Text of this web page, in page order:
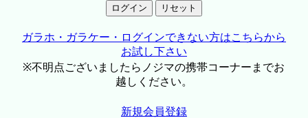
ガラホ・ガラケー・ログインできない方はこちらから
お試し下さい
※不明点ございましたらノジマの携帯コーナーまでお
越しください。
新規会員登録